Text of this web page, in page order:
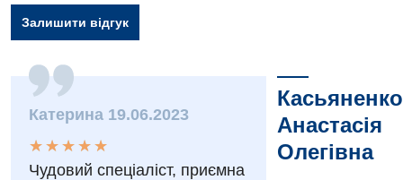
Заходи БПР
Енциклопедія
Діагностика
Ендоскопічне відділення
Залишити відгук
Катерина 19.06.2023
★
★
★
★
★
★ ★ ★ ★ ★
Чудовий спеціаліст, приємна
Касьяненко
Анастасія
Олегівна